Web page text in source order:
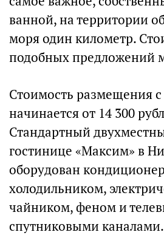
ванной, на территории
моря один километр.
подобных предложений
Стоимость размещения с
начинается от 14 300
Стандартный
гостинице «Максим» в
оборудован
холодильником,
чайником, феном и
спутниковыми